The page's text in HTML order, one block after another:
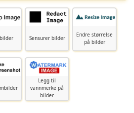
Sensurer bilder
Endre størrelse
på bilder
Legg til
vannmerke på
bilder